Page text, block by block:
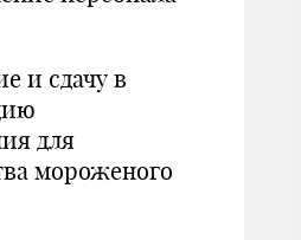
и сдачу в
для
мороженого